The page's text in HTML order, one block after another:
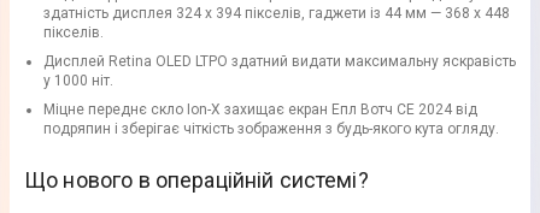
здатність дисплея 324 x 394 пікселів, гаджети із 44 мм — 368 x 448
пікселів.
Дисплей Retina OLED LTPO здатний видати максимальну яскравість
у 1000 ніт.
Міцне переднє скло Ion-X захищає екран Епл Вотч СЕ 2024 від
подряпин і зберігає чіткість зображення з будь-якого кута огляду.
Що нового в операційній системі?